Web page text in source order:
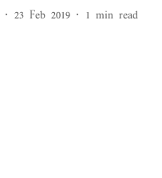
23 Feb 2019 1 min read